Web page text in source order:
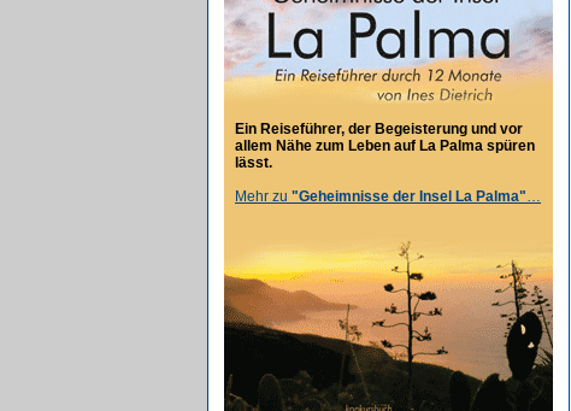
Ein Reiseführer, der Begeisterung und vor
allem Nähe zum Leben auf La Palma spüren
lässt.
Mehr zu "Geheimnisse der Insel La Palma"…